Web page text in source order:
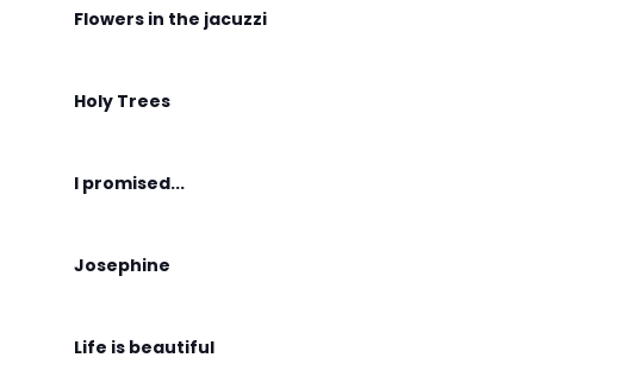
Flowers in the jacuzzi
Holy Trees
I promised...
Josephine
Life is beautiful